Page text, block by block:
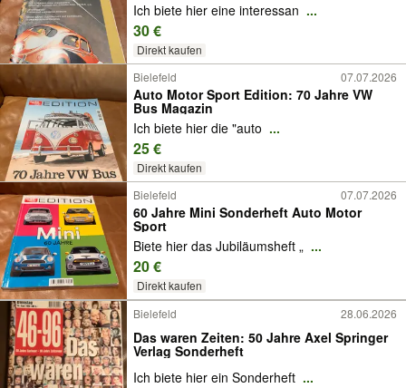
Ich biete hier eine interessan ...
30 €
Direkt kaufen
Bielefeld
07.07.2026
Auto Motor Sport Edition: 70 Jahre VW
Bus Magazin
Ich biete hier die "auto ...
25 €
Direkt kaufen
Bielefeld
07.07.2026
60 Jahre Mini Sonderheft Auto Motor
Sport
Biete hier das Jubiläumsheft „ ...
20 €
Direkt kaufen
Bielefeld 28.06.2026
Das waren Zeiten: 50 Jahre Axel Springer
Verlag Sonderheft
Ich biete hier ein Sonderheft ...